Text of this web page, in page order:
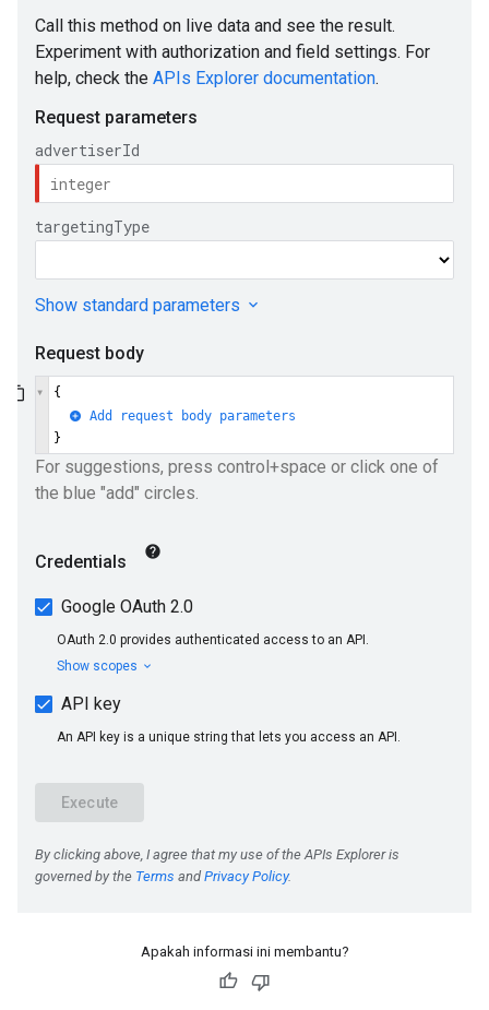
Apakah informasi ini membantu?